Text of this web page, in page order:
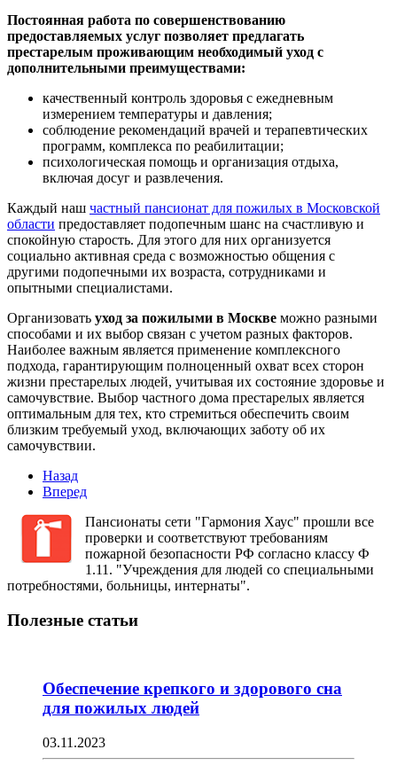
Постоянная работа по совершенствованию
предоставляемых услуг позволяет предлагать
престарелым проживающим необходимый уход с
дополнительными преимуществами:
качественный контроль здоровья с ежедневным
измерением температуры и давления;
соблюдение рекомендаций врачей и терапевтических
программ, комплекса по реабилитации;
психологическая помощь и организация отдыха,
включая досуг и развлечения.
Каждый наш частный пансионат для пожилых в Московской
области предоставляет подопечным шанс на счастливую и
спокойную старость. Для этого для них организуется
социально активная среда с возможностью общения с
другими подопечными их возраста, сотрудниками и
опытными специалистами.
Организовать уход за пожилыми в Москве можно разными
способами и их выбор связан с учетом разных факторов.
Наиболее важным является применение комплексного
подхода, гарантирующим полноценный охват всех сторон
жизни престарелых людей, учитывая их состояние здоровье и
самочувствие. Выбор частного дома престарелых является
оптимальным для тех, кто стремиться обеспечить своим
близким требуемый уход, включающих заботу об их
самочувствии.
Назад
Вперед
Пансионаты сети "Гармония Хаус" прошли все
проверки и соответствуют требованиям
пожарной безопасности РФ согласно классу Ф
1.11. "Учреждения для людей со специальными
потребностями, больницы, интернаты".
Полезные статьи
Обеспечение крепкого и здорового сна
для пожилых людей
03.11.2023